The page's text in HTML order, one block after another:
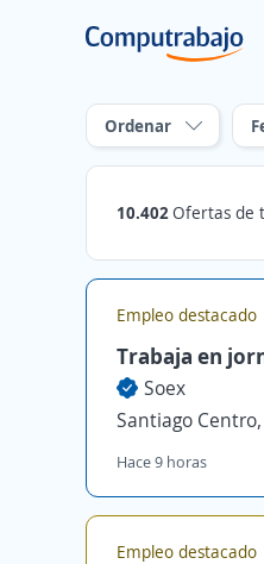
Ordenar
10.402Ofertas de
Empleo destacado
Trabaja en
Soex
Santiago
Hace 9 horas
Empleo destacado